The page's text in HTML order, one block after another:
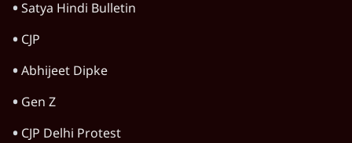
Satya Hindi Bulletin
CJP
Abhijeet Dipke
Gen Z
CJP Delhi Protest